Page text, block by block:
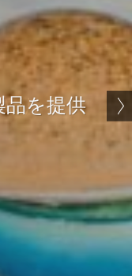
りを提供
ーADR300